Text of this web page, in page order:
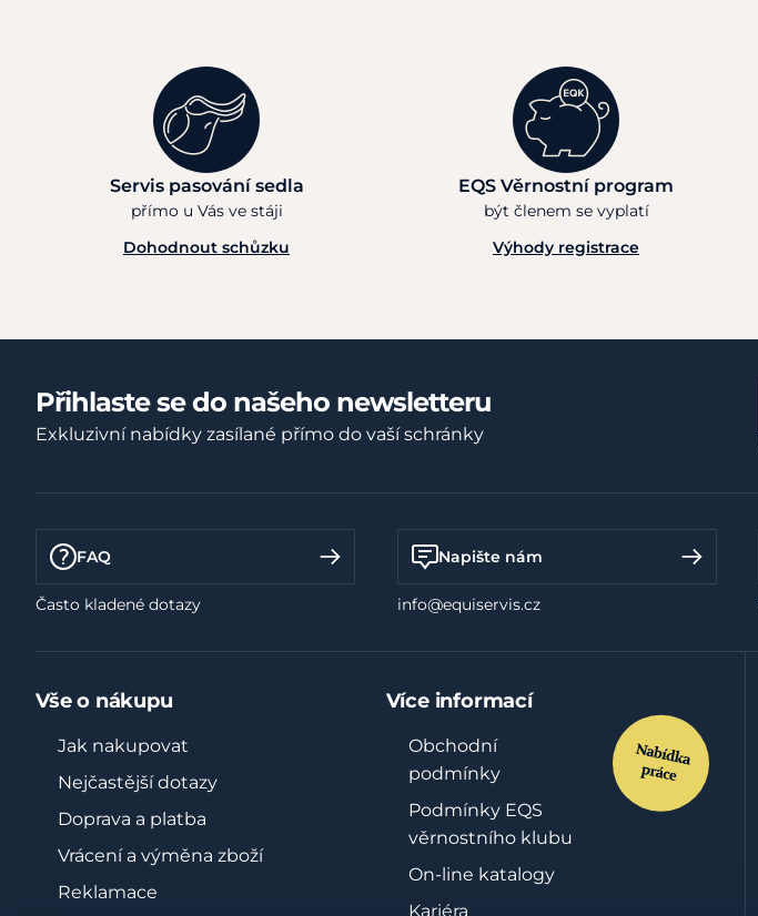
Servis pasování sedla
přímo u Vás ve stáji
Dohodnout schůzku
EQS Věrnostní program
být členem se vyplatí
Výhody registrace
Přihlaste se do našeho newsletteru
Exkluzivní nabídky zasílané přímo do vaší schránky
FAQ
Často kladené dotazy
Napište nám
info@equiservis.cz
Vše o nákupu
Jak nakupovat
Nejčastější dotazy
Doprava a platba
Vrácení a výměna zboží
Reklamace
Více informací
Obchodní
podmínky
Podmínky EQS
věrnostního klubu
On-line katalogy
Kariéra